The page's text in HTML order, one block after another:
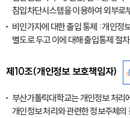
침입차단시스템을 이용하여 외부로
비인가자에 대한 출입 통제 : 개인정
별도로 두고 이에 대해 출입통제 절
제10조(개인정보 보호책임자)
부산가톨릭대학교는 개인정보 처리
개인정보 처리와 관련한 정보주체